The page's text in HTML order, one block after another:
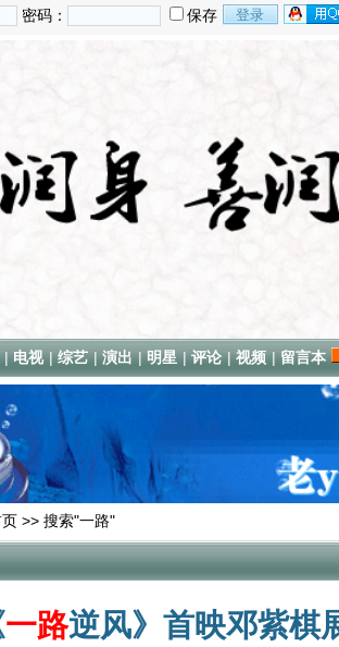
密码： 保存
|电视 |综艺 |演出 |明星 |评论 |视频 |留言本
>> 搜索"一路"
一路逆风》首映邓紫棋